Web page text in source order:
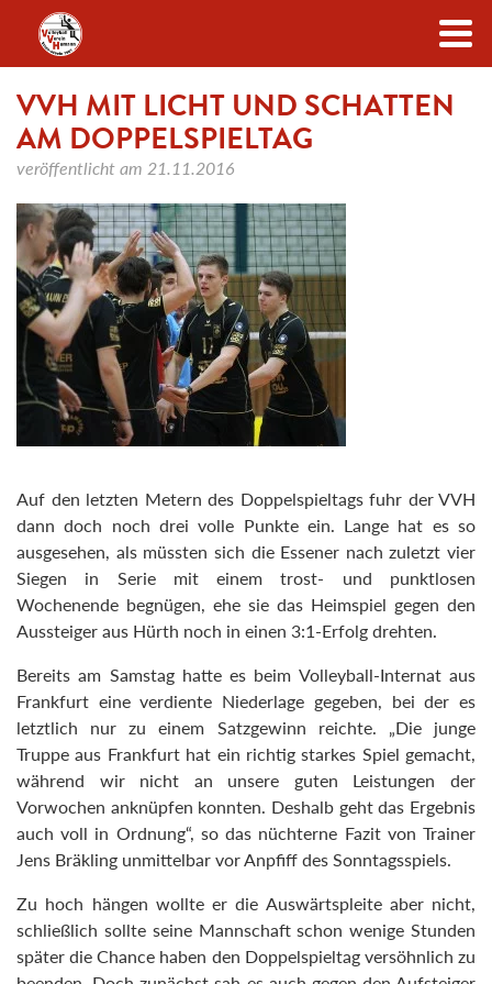
Zum Inhalt
VVH MIT LICHT UND SCHATTEN
AM DOPPELSPIELTAG
veröffentlicht am 21.11.2016
Auf den letzten Metern des Doppelspieltags fuhr der VVH
dann doch noch drei volle Punkte ein. Lange hat es so
ausgesehen, als müssten sich die Essener nach zuletzt vier
Siegen in Serie mit einem trost- und punktlosen
Wochenende begnügen, ehe sie das Heimspiel gegen den
Aussteiger aus Hürth noch in einen 3:1-Erfolg drehten.
Bereits am Samstag hatte es beim Volleyball-Internat aus
Frankfurt eine verdiente Niederlage gegeben, bei der es
letztlich nur zu einem Satzgewinn reichte. „Die junge
Truppe aus Frankfurt hat ein richtig starkes Spiel gemacht,
während wir nicht an unsere guten Leistungen der
Vorwochen anknüpfen konnten. Deshalb geht das Ergebnis
auch voll in Ordnung“, so das nüchterne Fazit von Trainer
Jens Bräkling unmittelbar vor Anpfiff des Sonntagsspiels.
Zu hoch hängen wollte er die Auswärtspleite aber nicht,
schließlich sollte seine Mannschaft schon wenige Stunden
später die Chance haben den Doppelspieltag versöhnlich zu